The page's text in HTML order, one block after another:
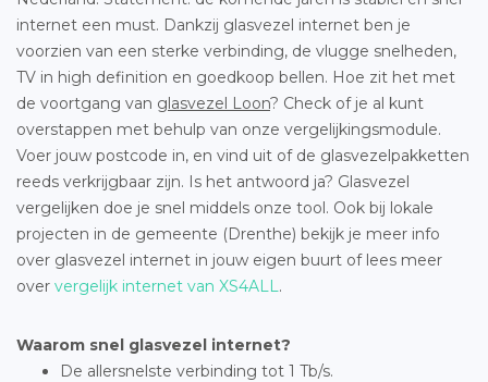
internet een must. Dankzij glasvezel internet ben je
voorzien van een sterke verbinding, de vlugge snelheden,
TV in high definition en goedkoop bellen. Hoe zit het met
de voortgang van glasvezel Loon? Check of je al kunt
overstappen met behulp van onze vergelijkingsmodule.
Voer jouw postcode in, en vind uit of de glasvezelpakketten
reeds verkrijgbaar zijn. Is het antwoord ja? Glasvezel
vergelijken doe je snel middels onze tool. Ook bij lokale
projecten in de gemeente (Drenthe) bekijk je meer info
over glasvezel internet in jouw eigen buurt of lees meer
over vergelijk internet van XS4ALL.
Waarom snel glasvezel internet?
De allersnelste verbinding tot 1 Tb/s.